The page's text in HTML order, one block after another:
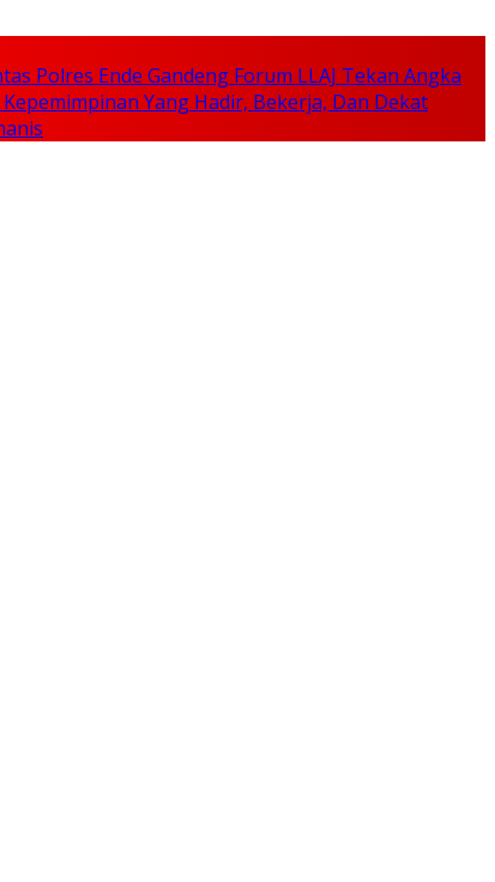
Polres Ende Gandeng Forum LLAJ Tekan Angka
Yang Hadir, Bekerja, Dan Dekat